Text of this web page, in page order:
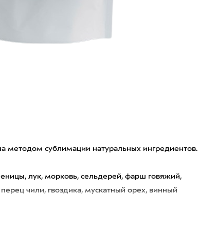
методом сублимации натуральных ингредиентов.
лук, морковь, сельдерей, фарш говяжий,
чили, гвоздика, мускатный орех, винный